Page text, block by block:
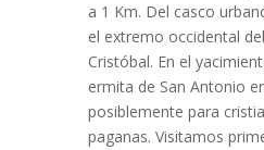
a 1 Km. Del casco
el extremo occidental
Cristóbal. En el
ermita de San Antonio
posiblemente para
paganas. Visitamos